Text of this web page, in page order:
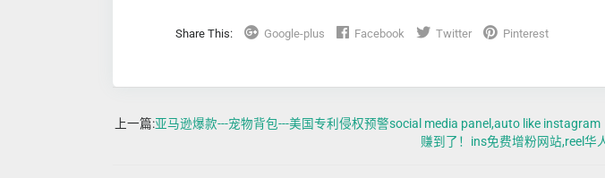
Share This: Google-plus Facebook Twitter Pinterest
上一篇:亚马逊爆款---宠物背包---美国专利侵权预警social media panel,auto like instagram
赚到了！ins免费增粉网站,reel华